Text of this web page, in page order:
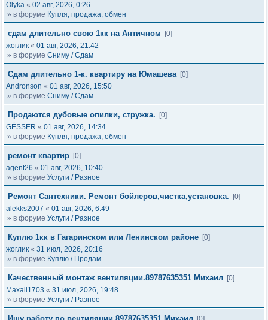
Olyka « 02 авг, 2026, 0:26
» в форуме Купля, продажа, обмен
сдам длительно свою 1кк на Античном
[0]
жоглик « 01 авг, 2026, 21:42
» в форуме Сниму / Сдам
Сдам длительно 1-к. квартиру на Юмашева [0]
Andronson « 01 авг, 2026, 15:50
» в форуме Сниму / Сдам
Продаются дубовые опилки, стружка.
[0]
GЁSSER « 01 авг, 2026, 14:34
» в форуме Купля, продажа, обмен
ремонт квартир [0]
agent26 « 01 авг, 2026, 10:40
» в форуме Услуги / Разное
Ремонт Сантехники. Ремонт бойлеров,чистка,установка.
[0]
alekks2007 « 01 авг, 2026, 6:49
» в форуме Услуги / Разное
Куплю 1кк в Гагаринском или Ленинском районе [0]
жоглик « 31 июл, 2026, 20:16
» в форуме Куплю / Продам
Качественный монтаж вентиляции.89787635351 Михаил [0]
Maxail1703 « 31 июл, 2026, 19:48
» в форуме Услуги / Разное